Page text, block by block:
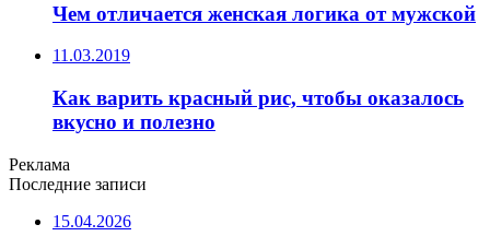
Чем отличается женская логика от мужской
11.03.2019
Как варить красный рис, чтобы оказалось
вкусно и полезно
Реклама
Последние записи
15.04.2026